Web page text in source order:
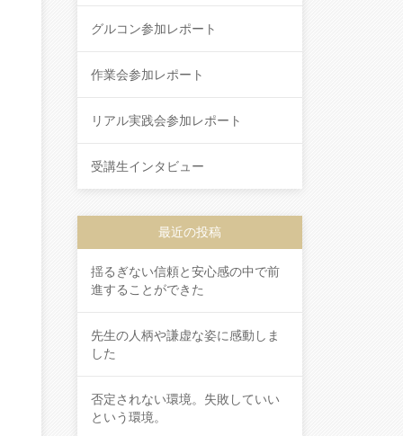
グルコン参加レポート
作業会参加レポート
リアル実践会参加レポート
受講生インタビュー
最近の投稿
揺るぎない信頼と安心感の中で前
進することができた
先生の人柄や謙虚な姿に感動しま
した
否定されない環境。失敗していい
という環境。